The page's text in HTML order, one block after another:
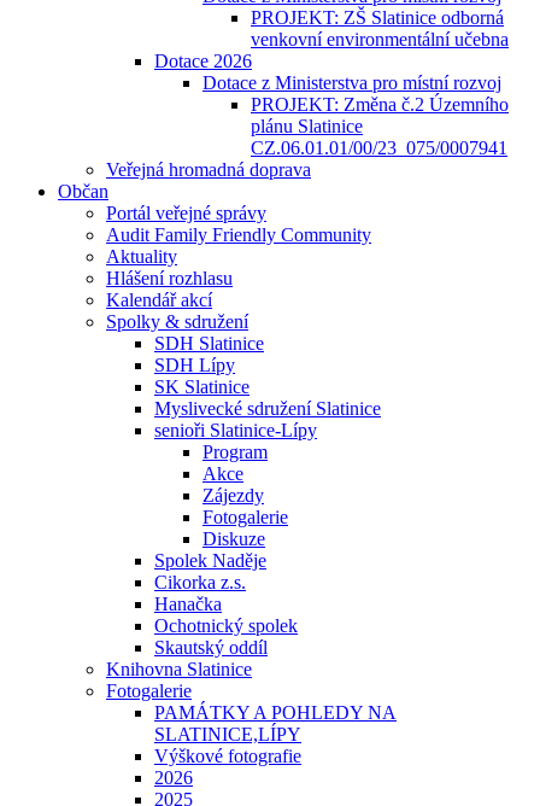
PROJEKT: ZŠ Slatinice odborná
venkovní environmentální učebna
Dotace 2026
Dotace z Ministerstva pro místní rozvoj
PROJEKT: Změna č.2 Územního
plánu Slatinice
CZ.06.01.01/00/23_075/0007941
Veřejná hromadná doprava
Občan
Portál veřejné správy
Audit Family Friendly Community
Aktuality
Hlášení rozhlasu
Kalendář akcí
Spolky & sdružení
SDH Slatinice
SDH Lípy
SK Slatinice
Myslivecké sdružení Slatinice
senioři Slatinice-Lípy
Program
Akce
Zájezdy
Fotogalerie
Diskuze
Spolek Naděje
Cikorka z.s.
Hanačka
Ochotnický spolek
Skautský oddíl
Knihovna Slatinice
Fotogalerie
PAMÁTKY A POHLEDY NA
SLATINICE,LÍPY
Výškové fotografie
2026
2025